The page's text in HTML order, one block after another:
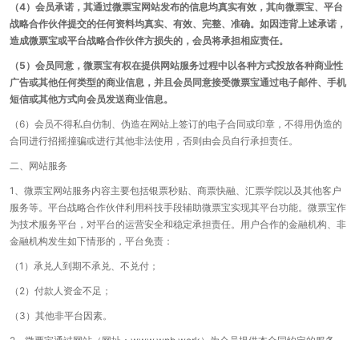
（4）会员承诺，其通过微票宝网站发布的信息均真实有效，其向微票宝、平台
战略合作伙伴提交的任何资料均真实、有效、完整、准确。如因违背上述承诺，
造成微票宝或平台战略合作伙伴方损失的，会员将承担相应责任。
（5）会员同意，微票宝有权在提供网站服务过程中以各种方式投放各种商业性
广告或其他任何类型的商业信息，并且会员同意接受微票宝通过电子邮件、手机
短信或其他方式向会员发送商业信息。
（6）会员不得私自仿制、伪造在网站上签订的电子合同或印章，不得用伪造的
合同进行招摇撞骗或进行其他非法使用，否则由会员自行承担责任。
二、网站服务
1、微票宝网站服务内容主要包括银票秒贴、商票快融、汇票学院以及其他客户
服务等。平台战略合作伙伴利用科技手段辅助微票宝实现其平台功能。微票宝作
为技术服务平台，对平台的运营安全和稳定承担责任。用户合作的金融机构、非
金融机构发生如下情形的，平台免责：
（1）承兑人到期不承兑、不兑付；
（2）付款人资金不足；
（3）其他非平台因素。